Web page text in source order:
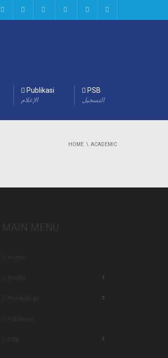
Publikasi
الإعلام
PSB
التسجيل
HOME ACADEMIC